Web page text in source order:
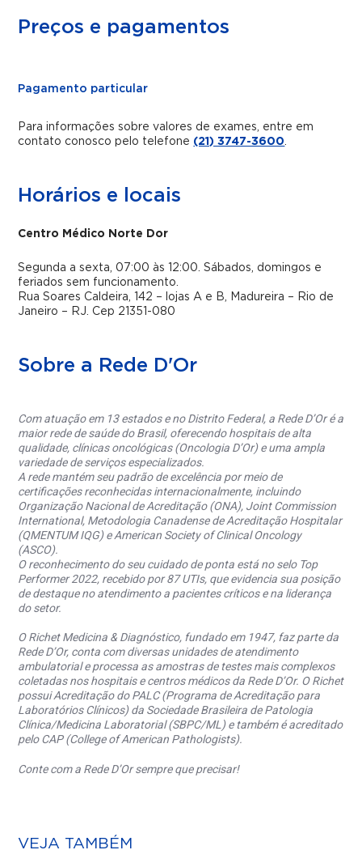
Preços e pagamentos
Pagamento particular
Para informações sobre valores de exames, entre em
contato conosco pelo telefone (21) 3747-3600.
Horários e locais
Centro Médico Norte Dor
Segunda a sexta, 07:00 às 12:00. Sábados, domingos e
feriados sem funcionamento.
Rua Soares Caldeira, 142 – lojas A e B, Madureira – Rio de
Janeiro – RJ. Cep 21351-080
Sobre a Rede D'Or
Com atuação em 13 estados e no Distrito Federal, a Rede D’Or é a
maior rede de saúde do Brasil, oferecendo hospitais de alta
qualidade, clínicas oncológicas (Oncologia D’Or) e uma ampla
variedade de serviços especializados.
A rede mantém seu padrão de excelência por meio de
certificações reconhecidas internacionalmente, incluindo
Organização Nacional de Acreditação (ONA), Joint Commission
International, Metodologia Canadense de Acreditação Hospitalar
(QMENTUM IQG) e American Society of Clinical Oncology
(ASCO).
O reconhecimento do seu cuidado de ponta está no selo Top
Performer 2022, recebido por 87 UTIs, que evidencia sua posição
de destaque no atendimento a pacientes críticos e na liderança
do setor.
O Richet Medicina & Diagnóstico, fundado em 1947, faz parte da
Rede D’Or, conta com diversas unidades de atendimento
ambulatorial e processa as amostras de testes mais complexos
coletadas nos hospitais e centros médicos da Rede D’Or. O Richet
possui Acreditação do PALC (Programa de Acreditação para
Laboratórios Clínicos) da Sociedade Brasileira de Patologia
Clínica/Medicina Laboratorial (SBPC/ML) e também é acreditado
pelo CAP (College of American Pathologists).
Conte com a Rede D’Or sempre que precisar!
VEJA TAMBÉM